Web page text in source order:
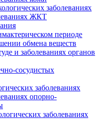
заболеваниях
ЖКТ
периоде
обмена веществ
и заболеваниях органов
сосудистых
заболеваниях
опорно-
заболеваниях